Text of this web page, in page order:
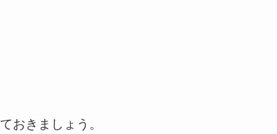
おきましょう。